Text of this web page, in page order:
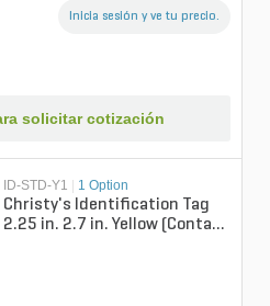
Inicia sesión y ve tu precio.
solicitar cotización
ID-STD-Y1 1 Option
Christy's Identification Tag
2.25 in. 2.7 in. Yellow (Contact